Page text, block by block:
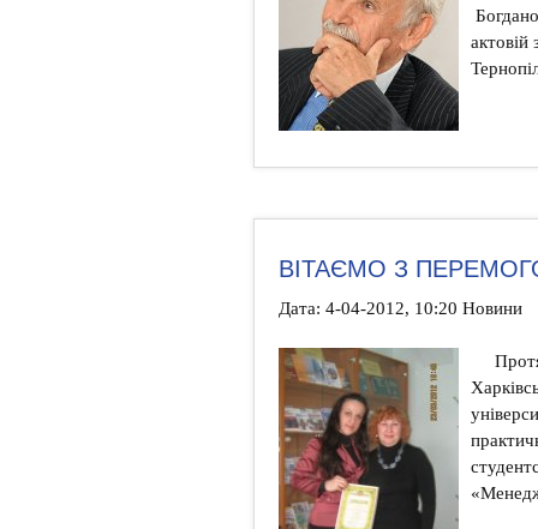
актовій
ВІТАЄМО З
Дата: 4-04-2012, 10:20 Новини